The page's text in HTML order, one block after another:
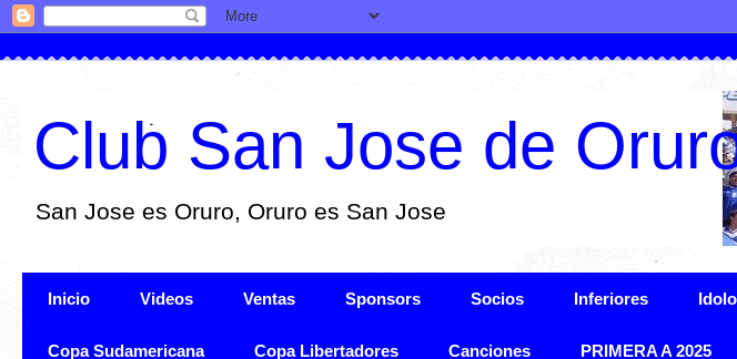
Club San Jose de
San Jose es Oruro, Oruro es San Jose
Inicio Videos Ventas Sponsors Socios Inferiores
Copa Sudamericana Copa Libertadores Canciones PRIMERA A 2025